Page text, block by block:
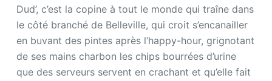
Dud’, c’est la copine à tout le monde qui traîne dans
le côté branché de Belleville, qui croit s’encanailler
en buvant des pintes après l’happy-hour, grignotant
de ses mains charbon les chips bourrées d’urine
que des serveurs servent en crachant et qu’elle fait